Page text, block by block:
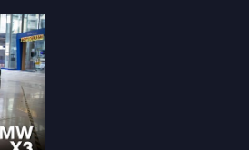
แท้
การ
ขุม
ม่มี
ซิ
มา
พ